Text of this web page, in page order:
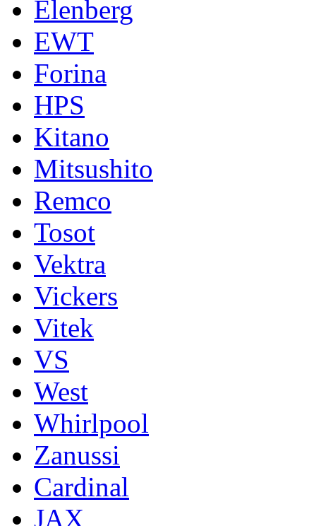
Elenberg
EWT
Forina
HPS
Kitano
Mitsushito
Remco
Tosot
Vektra
Vickers
Vitek
VS
West
Whirlpool
Zanussi
Cardinal
JAX